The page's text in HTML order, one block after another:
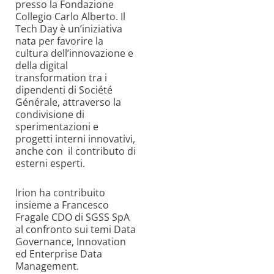
presso la Fondazione
Collegio Carlo Alberto. Il
Tech Day è un’iniziativa
nata per favorire la
cultura dell’innovazione e
della digital
transformation tra i
dipendenti di Société
Générale, attraverso la
condivisione di
sperimentazioni e
progetti interni innovativi,
anche con il contributo di
esterni esperti.
Irion ha contribuito
insieme a Francesco
Fragale CDO di SGSS SpA
al confronto sui temi Data
Governance, Innovation
ed Enterprise Data
Management.